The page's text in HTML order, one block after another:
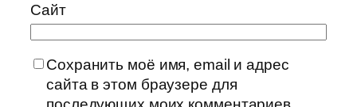
Сайт
Сохранить моё имя, email и адрес
сайта в этом браузере для